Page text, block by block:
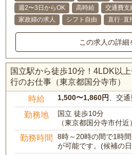
週2〜3日からOK
高時給 交通費支
家政婦の求人
シフト自由 直行･直
この求人の詳細
国立駅から徒歩10分！4LDK以
行のお仕事（東京都国分寺市）
時給 1,500〜1,860円 、交
勤務地
国立 徒歩10分
（東京都国分寺市付近
勤務時間
8時～20時の間で1時
が可能です。(候補の